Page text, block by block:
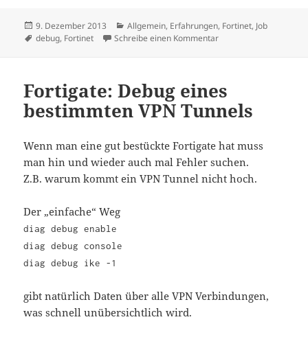
Veröffentlicht
am
9. Dezember 2013 Kategorien
Allgemein, Erfahrungen, Fortinet, Job
Schlagwörter
debug, Fortinet Schreibe einen Kommentarzu Fortigate: Firewall
Fortigate: Debug eines
bestimmten VPN Tunnels
Wenn man eine gut bestückte Fortigate hat muss
man hin und wieder auch mal Fehler suchen.
Z.B. warum kommt ein VPN Tunnel nicht hoch.
Der „einfache“ Weg
diag debug enable
diag debug console
diag debug ike -1
gibt natürlich Daten über alle VPN Verbindungen,
was schnell unübersichtlich wird.